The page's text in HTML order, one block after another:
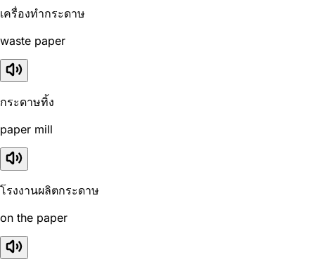
เครื่องทำกระดาษ
waste paper
กระดาษทิ้ง
paper mill
โรงงานผลิตกระดาษ
on the paper